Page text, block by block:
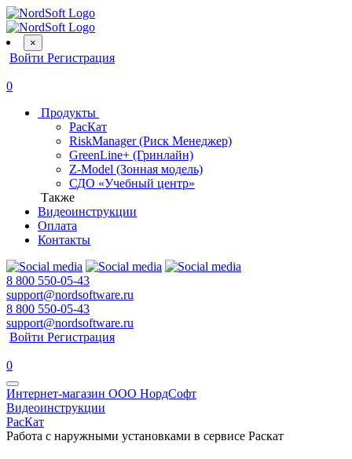
×
Войти Регистрация
0
Продукты
РасКат
RiskManager (Риск Менеджер)
GreenLine+ (Гринлайн)
Z-Model (Зонная модель)
СДО «Учебный центр»
Также
Видеоинструкции
Оплата
Контакты
8 800 550-05-43
support@nordsoftware.ru
8 800 550-05-43
support@nordsoftware.ru
Войти Регистрация
0
Интернет-магазин ООО НордСофт
Видеоинструкции
РасКат
Работа с наружными установками в сервисе Раскат